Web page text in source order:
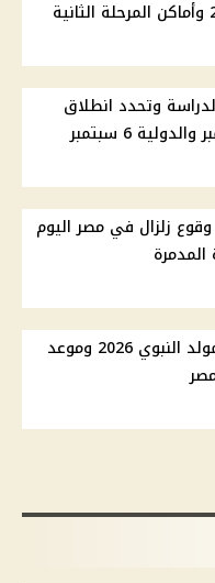
وتحدد انطلاق
زلزال في مصر اليوم
موقف ترحيل إجازة المولد النبوي 2026 وموعد